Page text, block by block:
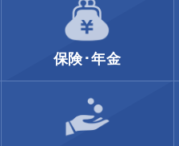
保険･年金